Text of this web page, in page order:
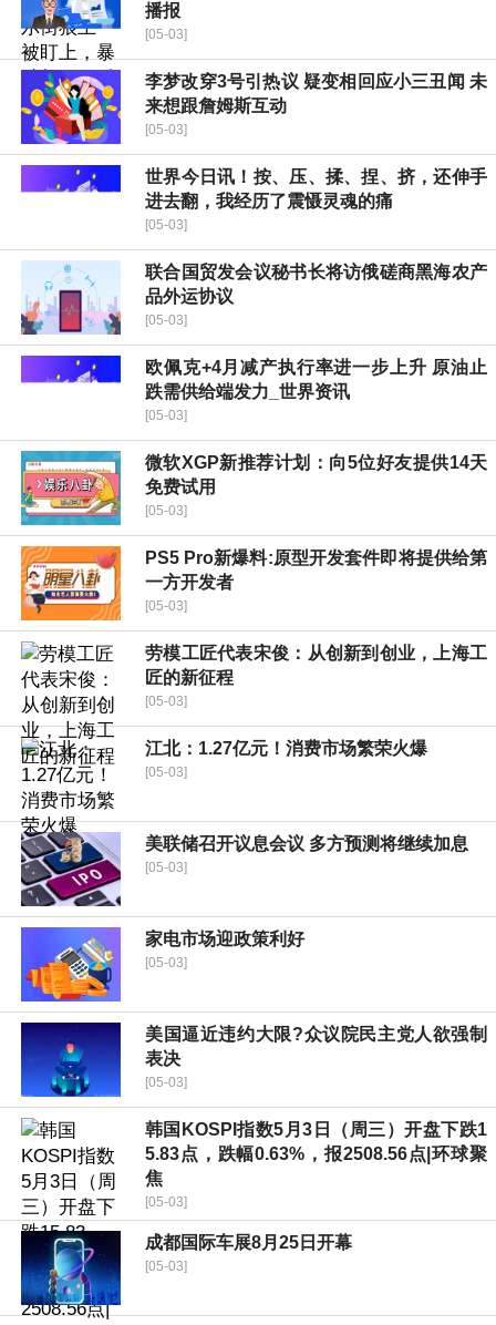
播报
[05-03]
李梦改穿3号引热议 疑变相回应小三丑闻 未
来想跟詹姆斯互动
[05-03]
世界今日讯！按、压、揉、捏、挤，还伸手
进去翻，我经历了震慑灵魂的痛
[05-03]
联合国贸发会议秘书长将访俄磋商黑海农产
品外运协议
[05-03]
欧佩克+4月减产执行率进一步上升 原油止
跌需供给端发力_世界资讯
[05-03]
微软XGP新推荐计划：向5位好友提供14天
免费试用
[05-03]
PS5 Pro新爆料:原型开发套件即将提供给第
一方开发者
[05-03]
劳模工匠代表宋俊：从创新到创业，上海工
匠的新征程
[05-03]
江北：1.27亿元！消费市场繁荣火爆
[05-03]
美联储召开议息会议 多方预测将继续加息
[05-03]
家电市场迎政策利好
[05-03]
美国逼近违约大限?众议院民主党人欲强制
表决
[05-03]
韩国KOSPI指数5月3日（周三）开盘下跌1
5.83点，跌幅0.63%，报2508.56点|环球聚
焦
[05-03]
成都国际车展8月25日开幕
[05-03]